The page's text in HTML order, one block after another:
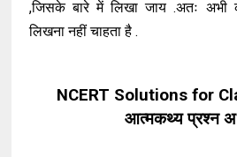
,जिसके बारे में लिखा जाय .अतः अभी
लिखना नहीं चाहता है .
NCERT Solutions for
आत्मकथ्य प्रश्न